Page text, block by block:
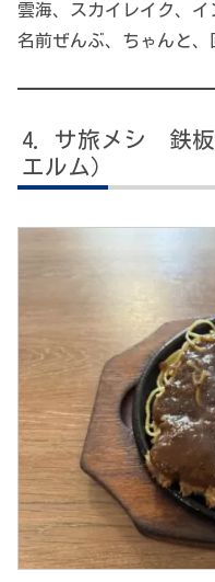
雲海、スカイレイク、イ
名前ぜんぶ、ちゃんと、
サ旅メシ 鉄板
エルム）